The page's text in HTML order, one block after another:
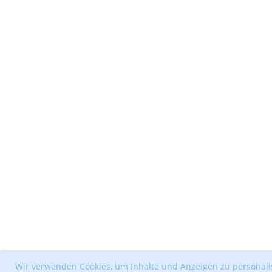
Wir verwenden Cookies, um Inhalte und Anzeigen zu